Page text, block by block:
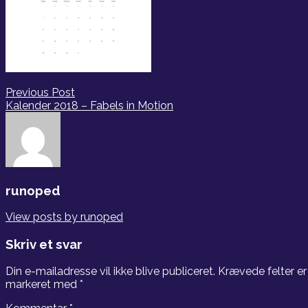
Indlægsnavigation
Previous Post
Kalender 2018 – Fabels in Motion
runoped
View posts by runoped
Skriv et svar
Din e-mailadresse vil ikke blive publiceret. Krævede felter er
markeret med *